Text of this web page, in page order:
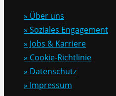
» Über uns
» Soziales Engagement
» Jobs & Karriere
» Cookie-Richtlinie
» Datenschutz
» Impressum